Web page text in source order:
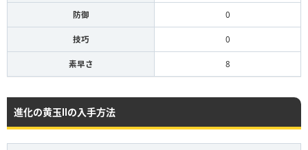
防御 0
技巧 0
素早さ 8
進化の黄玉Ⅱの入手方法